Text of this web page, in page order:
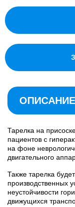
ОПИСАНИЕ
Тарелка на
пациентов с
на фоне
двигательного
Также тарелка
производственных
неустойчивости
движущихся